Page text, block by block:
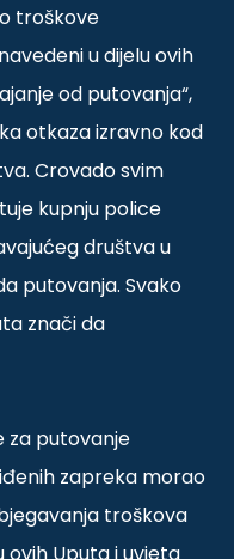
troškove
u dijelu ovih
od putovanja“,
otkaza izravno kod
Crovado svim
kupnju police
društva u
putovanja. Svako
znači da
za putovanje
zapreka morao
troškova